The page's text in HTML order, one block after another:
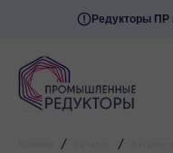
Редукторы ПР
/ /